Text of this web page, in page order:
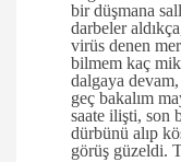
bir düşmana
darbeler
virüs denen
bilmem kaç
dalgaya
geç bakalım
saate ilişti, son
dürbünü alıp
görüş güzeldi.